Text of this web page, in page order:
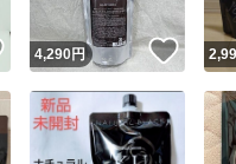
安心取引出品者
取引実績
取引実績◯+ こ
商品画像の無断転載は
コピーは1商品につき1
いいね！
4,290円 いい